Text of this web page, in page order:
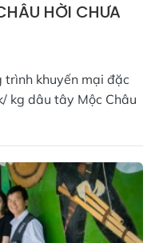
HỜI CHƯA
trình khuyến mại đặc
kg dâu tây Mộc Châu